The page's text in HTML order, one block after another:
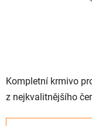
Kompletní krmivo
z nejkvalitnějšího